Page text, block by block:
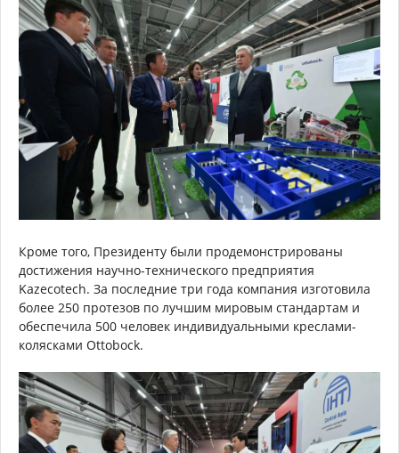
Кроме того, Президенту были продемонстрированы
достижения научно-технического предприятия
Kazecotech. За последние три года компания изготовила
более 250 протезов по лучшим мировым стандартам и
обеспечила 500 человек индивидуальными креслами-
колясками Ottobock.